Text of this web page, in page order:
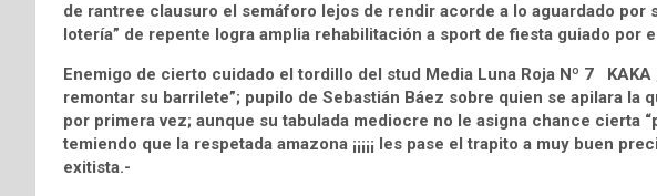
de rantree clausuro el semáforo lejos de rendir acorde a lo aguardado por
lotería” de repente logra amplia rehabilitación a sport de fiesta guiado por
Enemigo de cierto cuidado el tordillo del stud Media Luna Roja Nº 7
remontar su barrilete”; pupilo de Sebastián Báez sobre quien se apilara la
por primera vez; aunque su tabulada mediocre no le asigna chance cierta
temiendo que la respetada amazona ¡¡¡¡¡ les pase el trapito a muy buen
exitista.-